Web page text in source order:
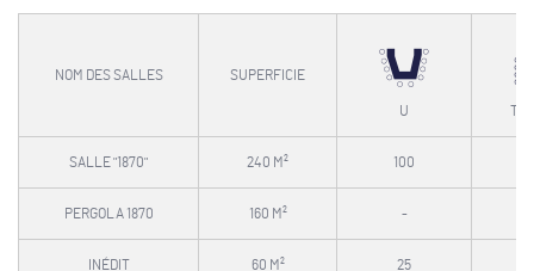
NOM DES SALLES SUPERFICIE
U
SALLE "1870" 240 M² 100
PERGOLA 1870 160 M² -
INÉDIT 60 M² 25